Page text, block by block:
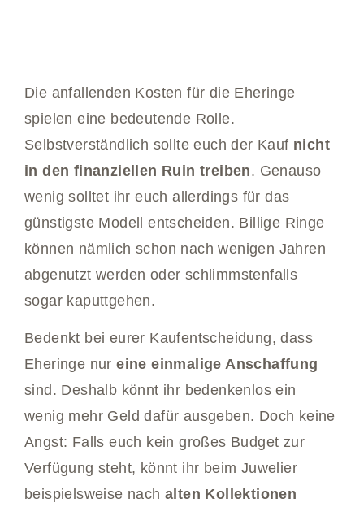
Die anfallenden Kosten für die Eheringe
spielen eine bedeutende Rolle.
Selbstverständlich sollte euch der Kauf nicht
in den finanziellen Ruin treiben. Genauso
wenig solltet ihr euch allerdings für das
günstigste Modell entscheiden. Billige Ringe
können nämlich schon nach wenigen Jahren
abgenutzt werden oder schlimmstenfalls
sogar kaputtgehen.
Bedenkt bei eurer Kaufentscheidung, dass
Eheringe nureine einmalige Anschaffung
sind. Deshalb könnt ihr bedenkenlos ein
wenig mehr Geld dafür ausgeben. Doch keine
Angst: Falls euch kein großes Budget zur
Verfügung steht, könnt ihr beim Juwelier
beispielsweise nach alten Kollektionen